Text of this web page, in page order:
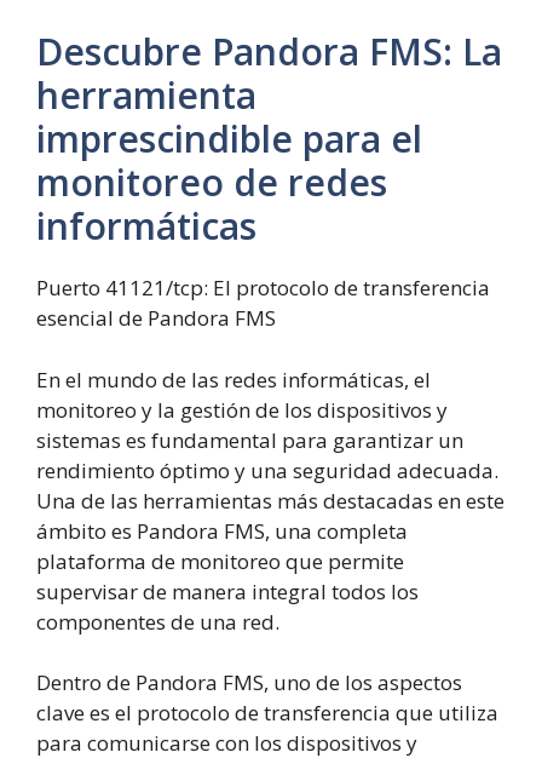
Descubre Pandora FMS: La
herramienta
imprescindible para el
monitoreo de redes
informáticas
Puerto 41121/tcp: El protocolo de transferencia
esencial de Pandora FMS
En el mundo de las redes informáticas, el
monitoreo y la gestión de los dispositivos y
sistemas es fundamental para garantizar un
rendimiento óptimo y una seguridad adecuada.
Una de las herramientas más destacadas en este
ámbito es Pandora FMS, una completa
plataforma de monitoreo que permite
supervisar de manera integral todos los
componentes de una red.
Dentro de Pandora FMS, uno de los aspectos
clave es el protocolo de transferencia que utiliza
para comunicarse con los dispositivos y